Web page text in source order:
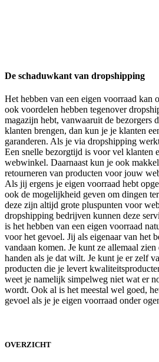
De schaduwkant van dropshipping
Het hebben van een eigen voorraad kan
ook voordelen hebben tegenover
magazijn hebt, vanwaaruit de bezorgers
klanten brengen, dan kun je je klanten
garanderen. Als je via dropshipping
Een snelle bezorgtijd is voor vel klanten
webwinkel. Daarnaast kun je ook
retourneren van producten voor jouw
Als jij ergens je eigen voorraad hebt
ook de mogelijkheid geven om dingen
deze zijn altijd grote pluspunten voor
dropshipping bedrijven kunnen deze
is het hebben van een eigen voorraad
voor het gevoel. Jij als eigenaar van het
vandaan komen. Je kunt ze allemaal zien
handen als je dat wilt. Je kunt je er zelf
producten die je levert
weet je namelijk simpelweg niet wat er
wordt. Ook al is het meestal wel goed,
gevoel als je je eigen voorraad onder
OVERZICHT